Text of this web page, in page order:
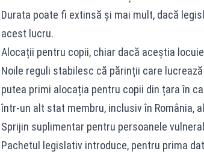
Durata poate fi extinsă și mai mult, dacă
acest lucru.
Alocații pentru copii, chiar dacă aceștia
Noile reguli stabilesc că părinții care
putea primi alocația pentru copii din țara în
într-un alt stat membru, inclusiv în România,
Sprijin suplimentar pentru persoanele
Pachetul legislativ introduce, pentru prima